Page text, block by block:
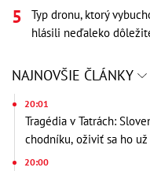
Typ dronu, ktorý
hlásili neďaleko
NAJNOVŠIE ČLÁNKY
20:01
Tragédia v Tatrách:
chodníku, oživiť sa ho
20:00